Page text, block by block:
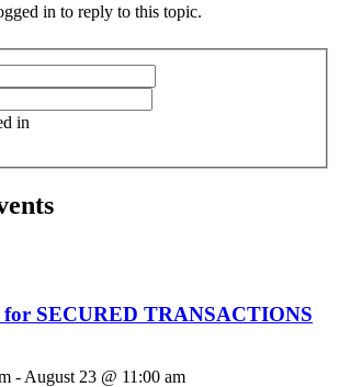
in to reply to this topic.
in
for SECURED TRANSACTIONS
- August 23 @ 11:00 am